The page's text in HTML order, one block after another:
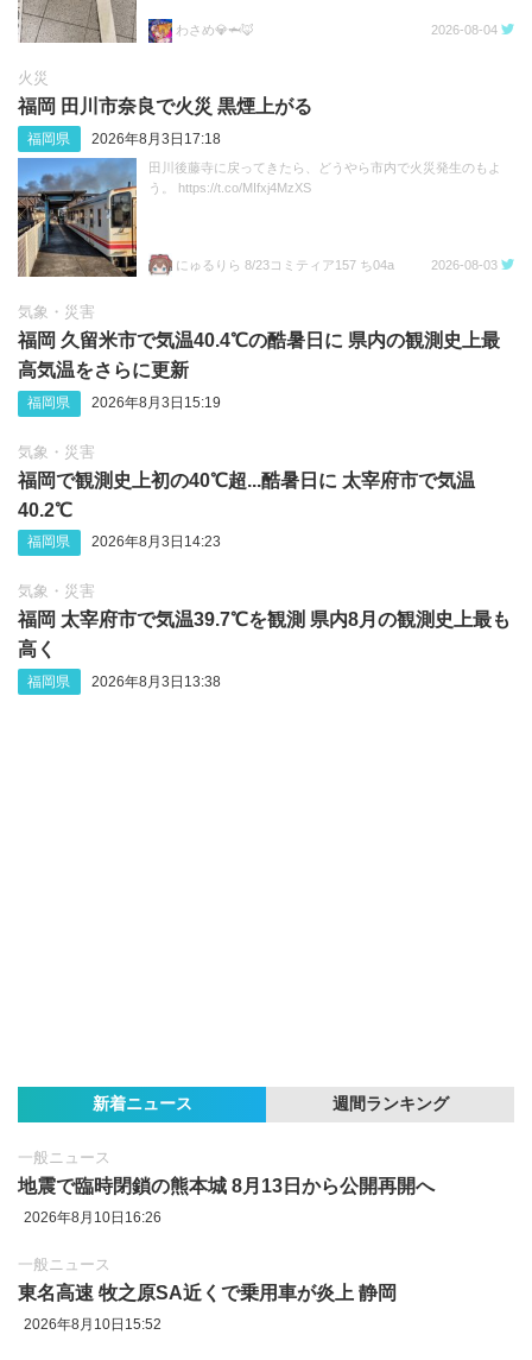
わさめ💎🦈🦊 2026-08-04
火災
福岡 田川市奈良で火災 黒煙上がる
福岡県 2026年8月3日17:18
田川後藤寺に戻ってきたら、どうやら市内で火災発生のもよ
う。 https://t.co/MIfxj4MzXS
にゅるりら 8/23コミティア157 ち04a 2026-08-03
気象・災害
福岡 久留米市で気温40.4℃の酷暑日に 県内の観測史上最
高気温をさらに更新
福岡県 2026年8月3日15:19
気象・災害
福岡で観測史上初の40℃超...酷暑日に 太宰府市で気温
40.2℃
福岡県 2026年8月3日14:23
気象・災害
福岡 太宰府市で気温39.7℃を観測 県内8月の観測史上最も
高く
福岡県 2026年8月3日13:38
新着ニュース 週間ランキング
一般ニュース
地震で臨時閉鎖の熊本城 8月13日から公開再開へ
2026年8月10日16:26
一般ニュース
東名高速 牧之原SA近くで乗用車が炎上 静岡
2026年8月10日15:52